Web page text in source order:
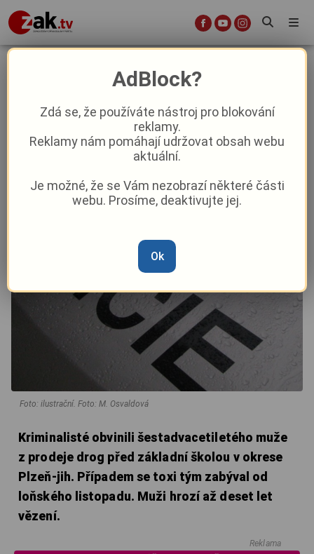
Muž prodával školákům drogy,
hrozí mu až deset let za mřížemi
20. 1. 2024|06:22
Foto: ilustrační. Foto: M. Osvaldová
Kriminalisté obvinili šestadvacetiletého muže
z prodeje drog před základní školou v okrese
Plzeň-jih. Případem se toxi tým zabýval od
loňského listopadu. Muži hrozí až deset let
vězení.
Reklama
AdBlock?
Zdá se, že používáte nástroj pro blokování
reklamy.
Reklamy nám pomáhají udržovat obsah webu
aktuální.
Je možné, že se Vám nezobrazí některé části
webu. Prosíme, deaktivujte jej.
Ok